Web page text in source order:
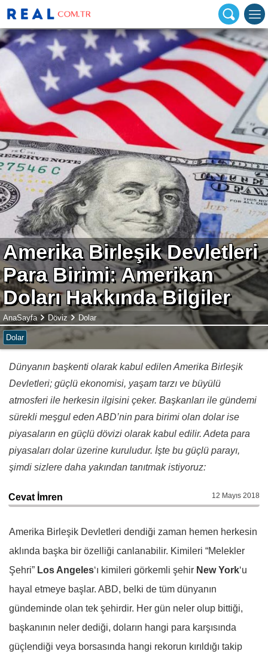
Amerika Birleşik Devletleri
Para Birimi: Amerikan
Doları Hakkında Bilgiler
AnaSayfa Döviz Dolar
Dolar
Dünyanın başkenti olarak kabul edilen Amerika Birleşik
Devletleri; güçlü ekonomisi, yaşam tarzı ve büyülü
atmosferi ile herkesin ilgisini çeker. Başkanları ile gündemi
sürekli meşgul eden ABD’nin para birimi olan dolar ise
piyasaların en güçlü dövizi olarak kabul edilir. Adeta para
piyasaları dolar üzerine kuruludur. İşte bu güçlü parayı,
şimdi sizlere daha yakından tanıtmak istiyoruz:
Cevat İmren 12 Mayıs 2018
Amerika Birleşik Devletleri dendiği zaman hemen herkesin
aklında başka bir özelliği canlanabilir. Kimileri “Melekler
Şehri” Los Angeles‘ı kimileri görkemli şehir New York‘u
hayal etmeye başlar. ABD, belki de tüm dünyanın
gündeminde olan tek şehirdir. Her gün neler olup bittiği,
başkanının neler dediği, doların hangi para karşısında
güçlendiği veya borsasında hangi rekorun kırıldığı takip